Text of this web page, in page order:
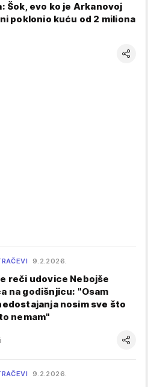
Šok, evo ko je Arkanovoj
poklonio kuću od 2 miliona
9.2.2026.
reči udovice Nebojše
na godišnjicu: "Osam
nosim sve što
nemam"
9.2.2026.